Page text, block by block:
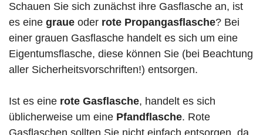
Schauen Sie sich zunächst ihre Gasflasche an, ist
es eine graue oder rote Propangasflasche? Bei
einer grauen Gasflasche handelt es sich um eine
Eigentumsflasche, diese können Sie (bei Beachtung
aller Sicherheitsvorschriften!) entsorgen.
Ist es eine rote Gasflasche, handelt es sich
üblicherweise um eine Pfandflasche. Rote